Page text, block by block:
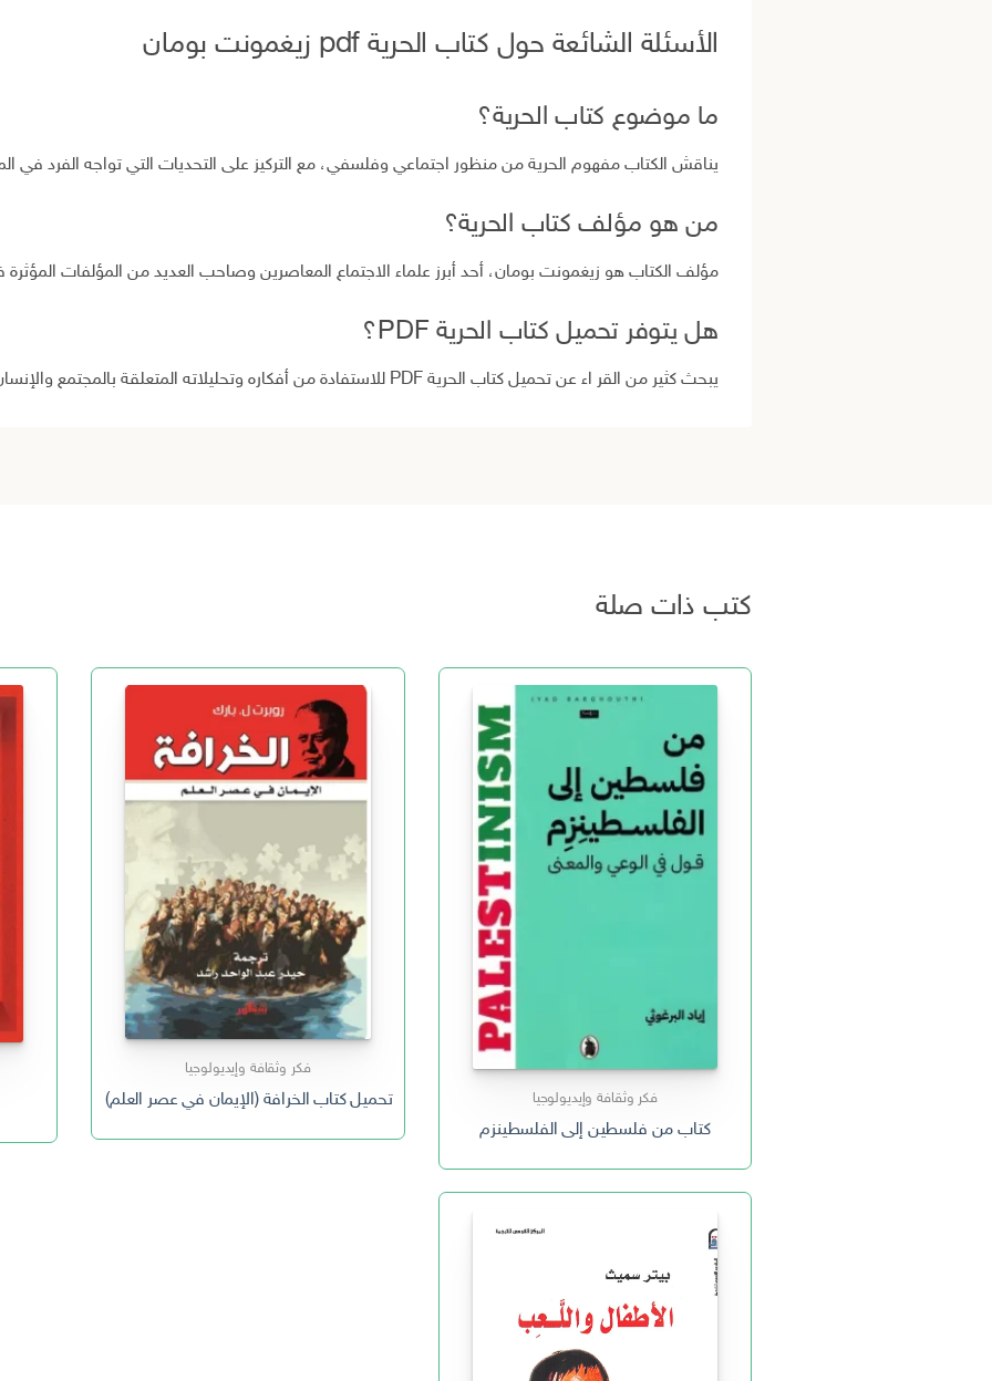
الأسئلة الشائعة حول كتاب الحرية pdf زيغمونت بومان
ما موضوع كتاب الحرية؟
يناقش الكتاب مفهوم الحرية من منظور اجتماعي وفلسفي، مع التركيز على التحديات التي تواجه الفرد في
من هو مؤلف كتاب الحرية؟
مؤلف الكتاب هو زيغمونت بومان، أحد أبرز علماء الاجتماع المعاصرين وصاحب العديد من المؤلفات المؤثرة
هل يتوفر تحميل كتاب الحرية PDF؟
يبحث كثير من القر اء عن تحميل كتاب الحرية PDF للاستفادة من أفكاره وتحليلاته المتعلقة بالمجتمع والإنسان المعاصر.
كتب ذات صلة
فكر وثقافة وإيديولوجيا
كتاب من فلسطين إلى الفلسطينزم
فكر وثقافة وإيديولوجيا
تحميل كتاب الخرافة (الإيمان في عصر العلم) PDF روبرت ل. بارك